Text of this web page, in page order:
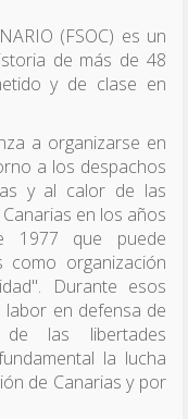
(FSOC) es un
de más de 48
y de clase en
a organizarse en
a los despachos
y al calor de las
en los años
1977 que puede
como organización
Durante esos
labor en defensa de
las libertades
la lucha
de Canarias y por